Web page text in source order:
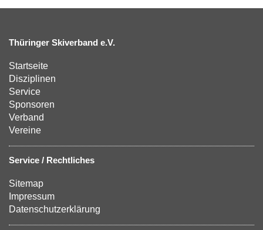
Thüringer Skiverband e.V.
Startseite
Disziplinen
Service
Sponsoren
Verband
Vereine
Service / Rechtliches
Sitemap
Impressum
Datenschutzerklärung